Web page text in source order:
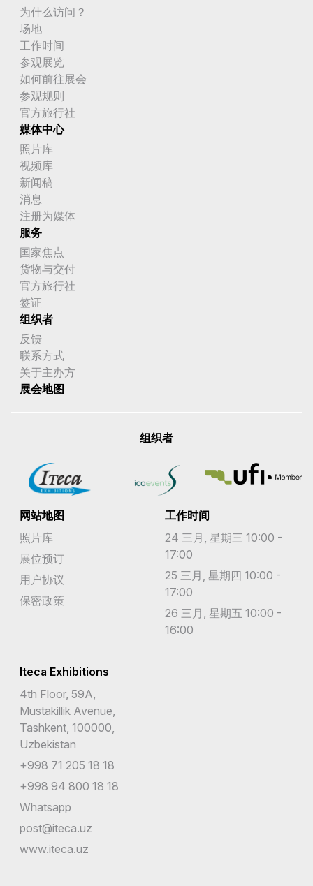
为什么访问？
场地
工作时间
参观展览
如何前往展会
参观规则
官方旅行社
媒体中心
照片库
视频库
新闻稿
消息
注册为媒体
服务
国家焦点
货物与交付
官方旅行社
签证
组织者
反馈
联系方式
关于主办方
展会地图
组织者
网站地图
照片库
展位预订
用户协议
保密政策
工作时间
24 三月, 星期三 10:00 -
17:00
25 三月, 星期四 10:00 -
17:00
26 三月, 星期五 10:00 -
16:00
Iteca Exhibitions
4th Floor, 59A,
Mustakillik Avenue,
Tashkent, 100000,
Uzbekistan
+998 71 205 18 18
+998 94 800 18 18
Whatsapp
post@iteca.uz
www.iteca.uz